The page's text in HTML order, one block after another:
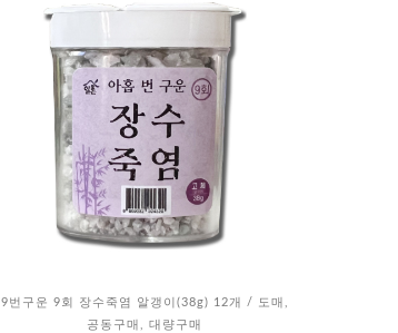
9번구운 9회 장수죽염 알갱이(38g) 12개 / 도매,
공동구매, 대량구매